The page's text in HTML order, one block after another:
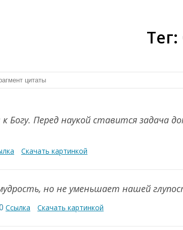
Богу. Перед наукой ставится задача
Скачать картинкой
но не уменьшает нашей
Ссылка Скачать картинкой